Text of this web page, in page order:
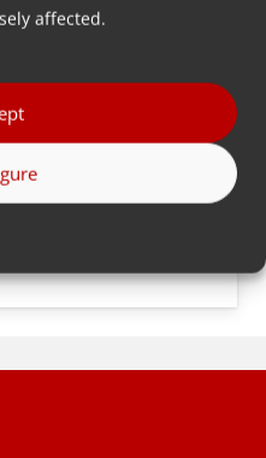
affected.
- Une solution
et une
les additifs